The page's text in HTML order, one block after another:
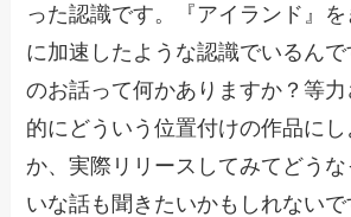
った認識です。『アイランド』
に加速したような認識でいるん
のお話って何かありますか？等
的にどういう位置付けの作品に
か、実際リリースしてみてどう
いな話も聞きたいかもしれないで